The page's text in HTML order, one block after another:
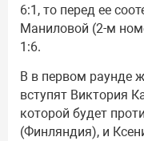
6:1, то перед ее
Маниловой (2-м
1:6.
В в первом раунде
вступят Виктория
которой будет
(Финляндия), и